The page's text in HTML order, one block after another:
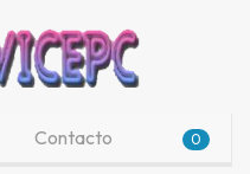
Contacto 0